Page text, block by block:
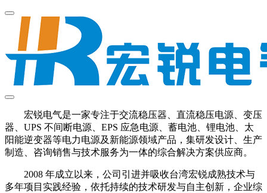
宏锐电气是一家专注于交流稳压器、直流稳压电源、变压
器、UPS 不间断电源、EPS 应急电源、蓄电池、锂电池、太
阳能逆变器等电力电源及新能源领域产品，集研发设计、生产
制造、咨询销售与技术服务为一体的综合解决方案供应商。
2008 年成立以来，公司引进并吸收台湾宏锐成熟技术与
多年项目实践经验，依托持续的技术研发与自主创新，企业综